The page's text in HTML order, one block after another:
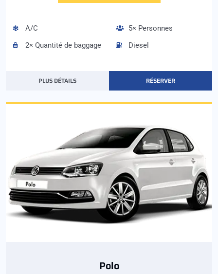
A/C
2× Quantité de baggage
5× Personnes
Diesel
PLUS DÉTAILS RÉSERVER
Polo